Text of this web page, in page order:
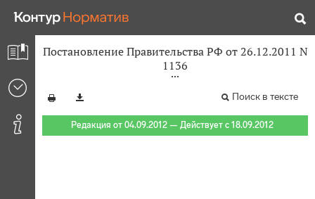
Постановление Правительства РФ от 26.12.2011 N
1136
Поиск в тексте
Редакция от 04.09.2012 — Действует с 18.09.2012